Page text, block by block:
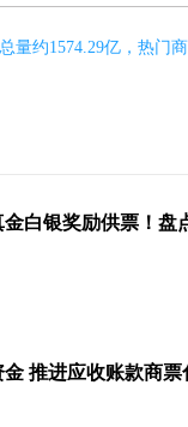
量约1574.29亿，热门
推进应收账款商票